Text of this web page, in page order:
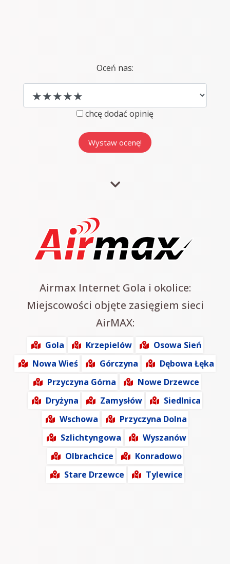
Oceń nas:
chcę dodać opinię
Airmax Internet Gola i okolice:
Miejscowości objęte zasięgiem sieci
AirMAX:
Gola Krzepielów
Osowa Sień
Nowa Wieś
Górczyna
Dębowa Łęka
Przyczyna Górna
Nowe Drzewce
Dryżyna
Zamysłów
Siedlnica
Wschowa
Przyczyna Dolna
Szlichtyngowa
Wyszanów
Olbrachcice
Konradowo
Stare Drzewce
Tylewice